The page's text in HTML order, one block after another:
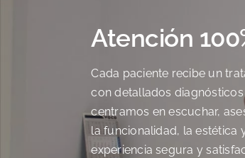
Atención
Cada paciente recibe un
con detallados
centramos en escuchar,
la funcionalidad, la estética
experiencia segura y